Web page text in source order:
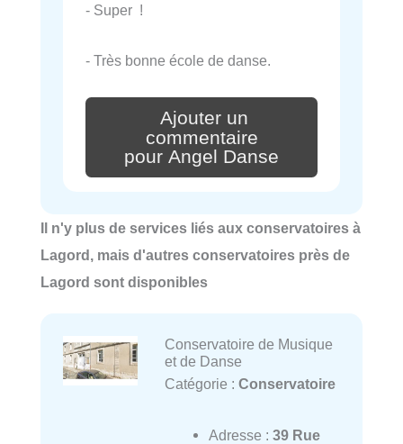
- Super !
- Très bonne école de danse.
Ajouter un
commentaire
pour Angel Danse
Il n'y plus de services liés aux conservatoires à
Lagord, mais d'autres conservatoires près de
Lagord sont disponibles
Conservatoire de Musique
et de Danse
Catégorie : Conservatoire
Adresse : 39 Rue